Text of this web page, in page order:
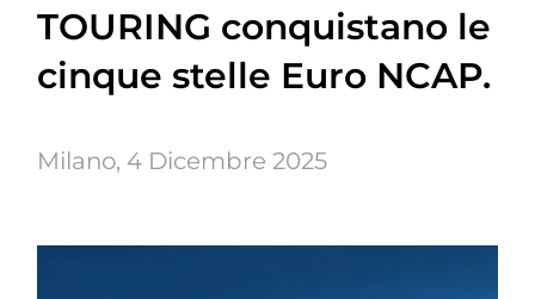
TOURING conquistano le
cinque stelle Euro NCAP.
Milano, 4 Dicembre 2025